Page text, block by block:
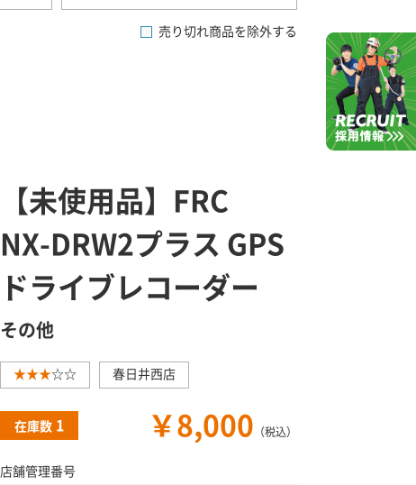
売り切れ商品を除外する
【未使用品】FRC
NX-DRW2プラス GPS
ドライブレコーダー
その他
★★★☆☆ 春日井西店
在庫数 1 ￥8,000 （税込）
店舗管理番号